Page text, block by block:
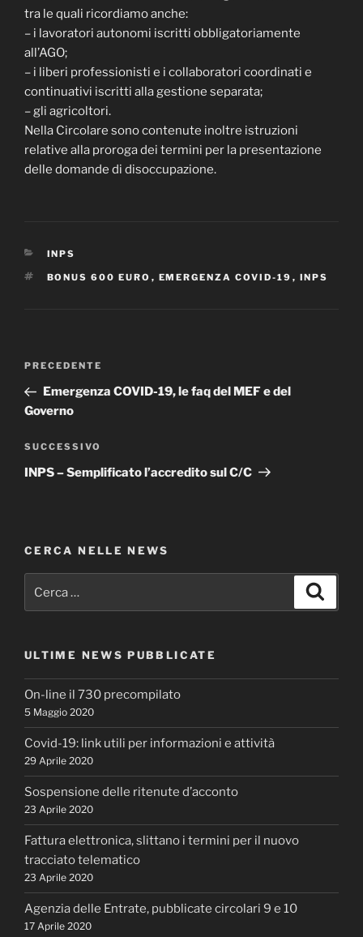
tra le quali ricordiamo anche:
– i lavoratori autonomi iscritti obbligatoriamente
all’AGO;
– i liberi professionisti e i collaboratori coordinati e
continuativi iscritti alla gestione separata;
– gli agricoltori.
Nella Circolare sono contenute inoltre istruzioni
relative alla proroga dei termini per la presentazione
delle domande di disoccupazione.
CATEGORIE
INPS
TAG
BONUS 600 EURO , EMERGENZA COVID-19 , INPS
Navigazione
Articolo
precedente:
PRECEDENTE
Emergenza COVID-19, le faq del MEF e del
Governo
Articolo
successivo
SUCCESSIVO
INPS – Semplificato l’accredito sul C/C
CERCA NELLE NEWS
ULTIME NEWS PUBBLICATE
On-line il 730 precompilato
5 Maggio 2020
Covid-19: link utili per informazioni e attività
29 Aprile 2020
Sospensione delle ritenute d’acconto
23 Aprile 2020
Fattura elettronica, slittano i termini per il nuovo
tracciato telematico
23 Aprile 2020
Agenzia delle Entrate, pubblicate circolari 9 e 10
17 Aprile 2020